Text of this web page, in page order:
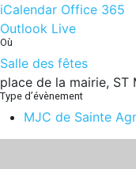
iCalendar Office 365
Outlook Live
Où
Salle des fêtes
place de la mairie, ST
Type d’évènement
MJC de Sainte